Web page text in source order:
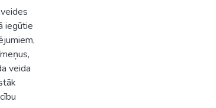
iegūtie
veida